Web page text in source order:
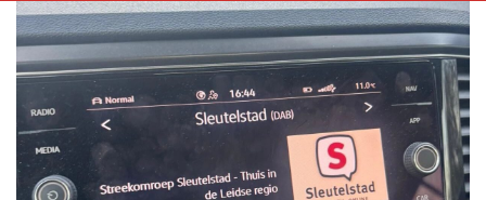
STRAKS:
De middag van Sleutelstad
12.00 - 17.00 uur
Vorig uur
uur 1 van 0 Volgend uur